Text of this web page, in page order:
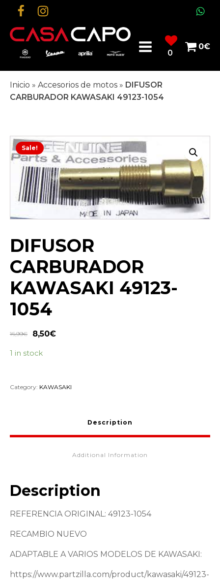
0
0€
Inicio » Accesorios de motos » DIFUSOR
CARBURADOR KAWASAKI 49123-1054
Sale!
DIFUSOR
CARBURADOR
KAWASAKI 49123-
1054
16,99€ 8,50€
1 in stock
Category: KAWASAKI
Description
Additional Information
Description
REFERENCIA ORIGINAL: 49123-1054
RECAMBIO NUEVO
ADAPTABLE A VARIOS MODELOS DE KAWASAKI:
https://www.partzilla.com/product/kawasaki/49123-